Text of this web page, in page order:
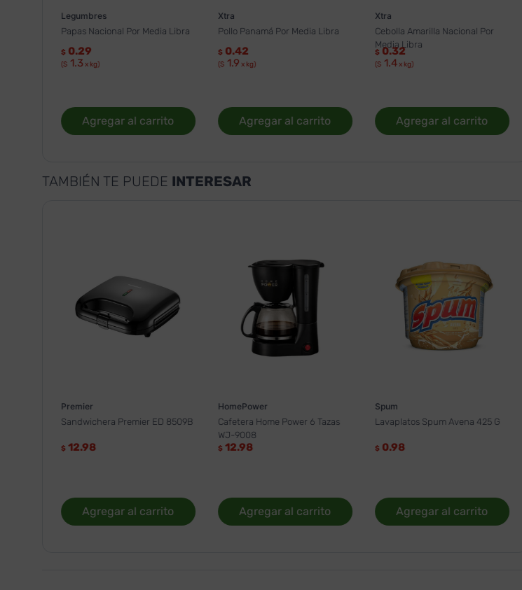
Legumbres
Papas Nacional Por Media Libra
$ 0.29
($ 1.3 x kg)
Agregar al carrito
Xtra
Pollo Panamá Por Media Libra
$ 0.42
($ 1.9 x kg)
Agregar al carrito
Xtra
Cebolla Amarilla Nacional Por
Media Libra
$ 0.32
($ 1.4x kg)
Agregar al carrito
TAMBIÉN TE PUEDE INTERESAR
Premier
Sandwichera Premier ED 8509B
$ 12.98
Agregar al carrito
HomePower
Cafetera Home Power 6 Tazas
WJ-9008
$ 12.98
Agregar al carrito
Spum
Lavaplatos Spum Avena 425 G
$ 0.98
Agregar al carrito